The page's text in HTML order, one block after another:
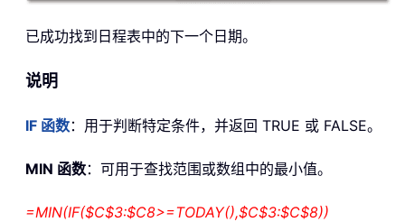
已成功找到日程表中的下一个日期。
说明
IF 函数：用于判断特定条件，并返回 TRUE 或 FALSE。
MIN 函数：可用于查找范围或数组中的最小值。
=MIN(IF($C$3:$C8>=TODAY(),$C$3:$C$8))